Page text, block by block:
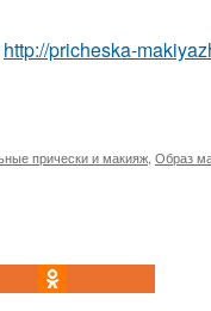
http://pricheska-
прически и макияж Образ